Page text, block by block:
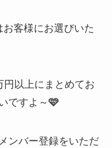
客様にお選びいた
以上にまとめてお
ですよ～🩷
ンバー登録をいただ